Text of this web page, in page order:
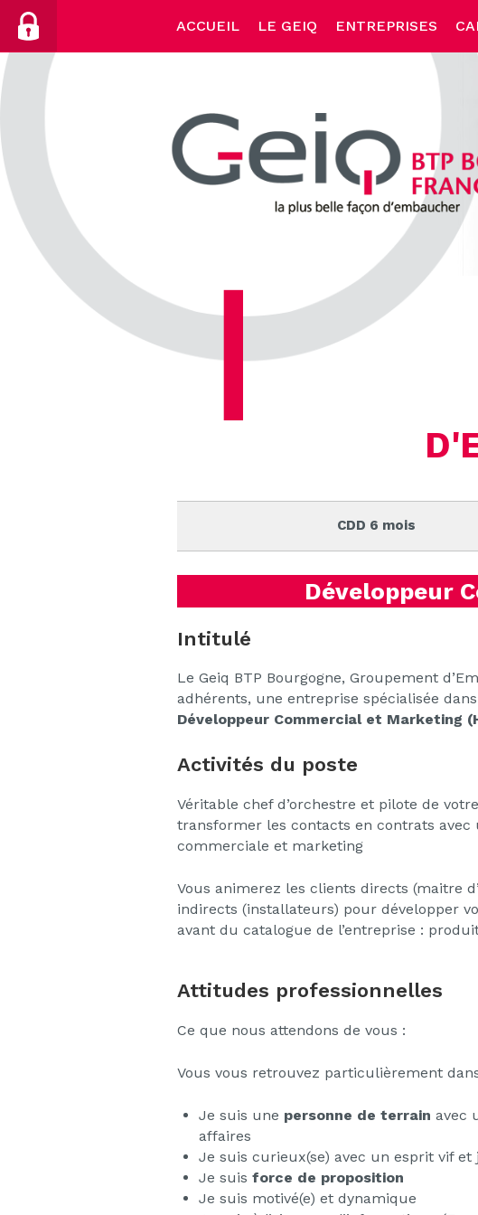
Skip
content
ACCUEIL LE GEIQ ENTREPRISES
CDD 6 mois
Développeur
Intitulé
Le Geiq BTP Bourgogne, Groupement
adhérents, une entreprise spécialisée
Développeur Commercial et Marketing
Activités du poste
Véritable chef d’orchestre et pilote de
transformer les contacts en contrats avec
commerciale et marketing
Vous animerez les clients directs (maitre
indirects (installateurs) pour développer
avant du catalogue de l’entreprise :
Attitudes professionnelles
Ce que nous attendons de vous :
Vous vous retrouvez particulièrement
Je suis une personne de terrain avec
affaires
Je suis curieux(se) avec un esprit vif
Je suis force de proposition
Je suis motivé(e) et dynamique